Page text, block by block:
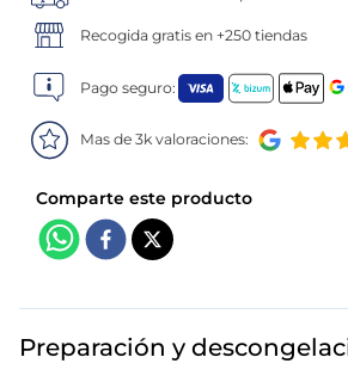
Recogida gratis en +250 tiendas
Pago seguro:
Mas de 3k valoraciones:
Preparación y
. sushi
10. listísimos